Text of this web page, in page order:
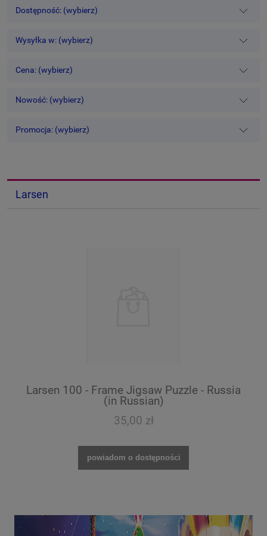
Dostępność: (wybierz)
Wysyłka w: (wybierz)
Cena: (wybierz)
Nowość: (wybierz)
Promocja: (wybierz)
Larsen
Larsen 100 - Frame Jigsaw Puzzle - Russia
(in Russian)
35,00 zł
powiadom o dostępności